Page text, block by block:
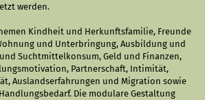
werden.
Kindheit und Herkunftsfamilie, Freunde
und Unterbringung, Ausbildung und
Suchtmittelkonsum, Geld und Finanzen,
Partnerschaft, Intimität,
Auslandserfahrungen und Migration sowie
Die modulare Gestaltung